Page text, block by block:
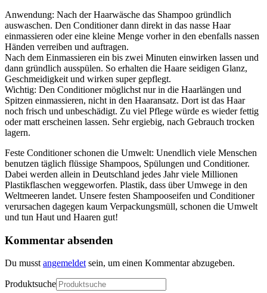
Anwendung: Nach der Haarwäsche das Shampoo gründlich
auswaschen. Den Conditioner dann direkt in das nasse Haar
einmassieren oder eine kleine Menge vorher in den ebenfalls nassen
Händen verreiben und auftragen.
Nach dem Einmassieren ein bis zwei Minuten einwirken lassen und
dann gründlich ausspülen. So erhalten die Haare seidigen Glanz,
Geschmeidigkeit und wirken super gepflegt.
Wichtig: Den Conditioner möglichst nur in die Haarlängen und
Spitzen einmassieren, nicht in den Haaransatz. Dort ist das Haar
noch frisch und unbeschädigt. Zu viel Pflege würde es wieder fettig
oder matt erscheinen lassen. Sehr ergiebig, nach Gebrauch trocken
lagern.
Feste Conditioner schonen die Umwelt: Unendlich viele Menschen
benutzen täglich flüssige Shampoos, Spülungen und Conditioner.
Dabei werden allein in Deutschland jedes Jahr viele Millionen
Plastikflaschen weggeworfen. Plastik, dass über Umwege in den
Weltmeeren landet. Unsere festen Shampooseifen und Conditioner
verursachen dagegen kaum Verpackungsmüll, schonen die Umwelt
und tun Haut und Haaren gut!
Kommentar absenden
Du musst angemeldet sein, um einen Kommentar abzugeben.
Produktsuche